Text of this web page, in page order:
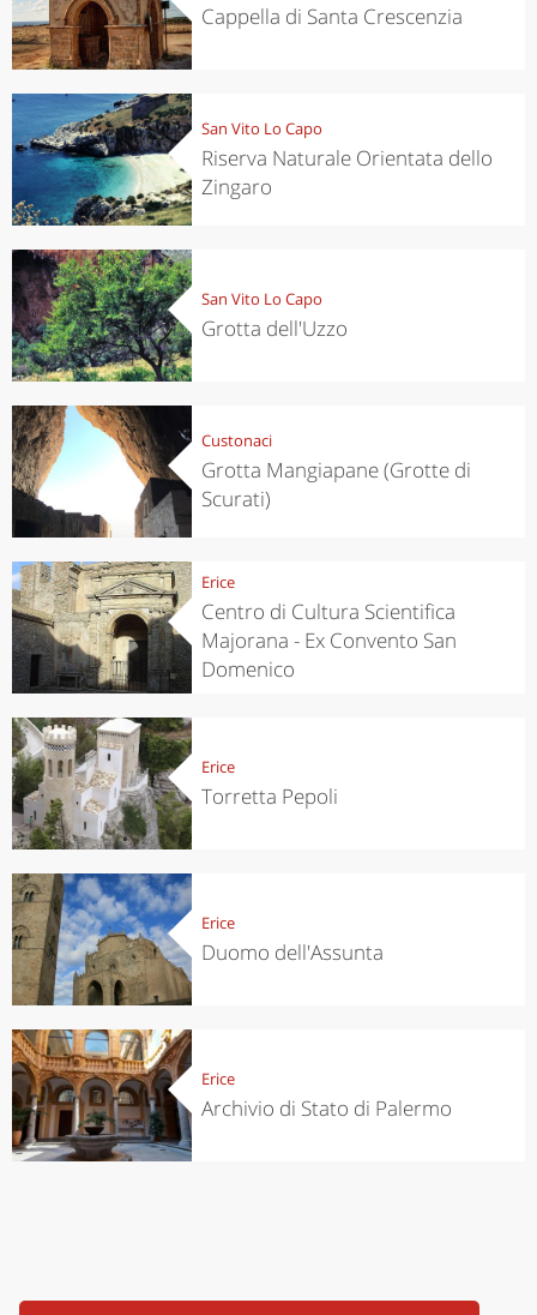
Cappella di Santa Crescenzia
San Vito Lo Capo
Riserva Naturale Orientata dello
Zingaro
San Vito Lo Capo
Grotta dell'Uzzo
Custonaci
Grotta Mangiapane (Grotte di
Scurati)
Erice
Centro di Cultura Scientifica
Majorana - Ex Convento San
Domenico
Erice
Torretta Pepoli
Erice
Duomo dell'Assunta
Erice
Archivio di Stato di Palermo